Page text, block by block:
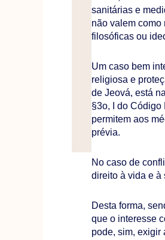
sanitárias e
não valem como
filosóficas ou
Um caso bem
religiosa e
de Jeová, está
§3o, I do
permitem aos
prévia.
No caso de
direito à vida e à
Desta forma,
que o interesse
pode, sim, exigir